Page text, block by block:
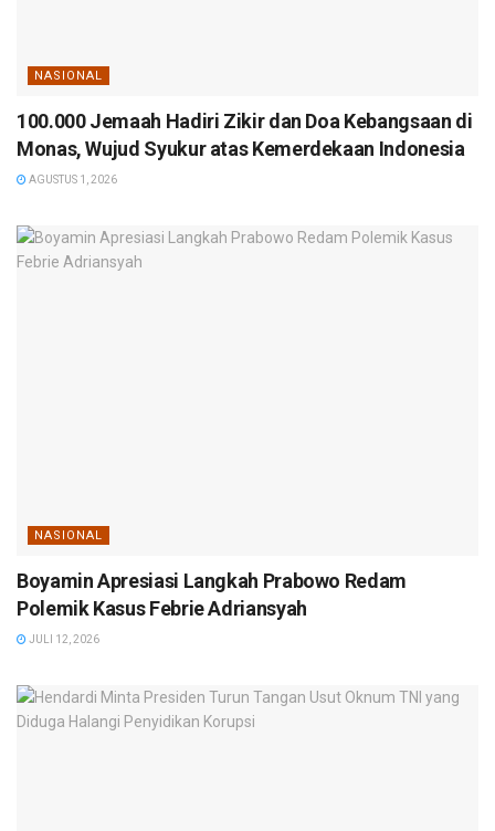
NASIONAL
100.000 Jemaah Hadiri Zikir dan Doa Kebangsaan di
Monas, Wujud Syukur atas Kemerdekaan Indonesia
AGUSTUS 1, 2026
NASIONAL
Boyamin Apresiasi Langkah Prabowo Redam
Polemik Kasus Febrie Adriansyah
JULI 12, 2026